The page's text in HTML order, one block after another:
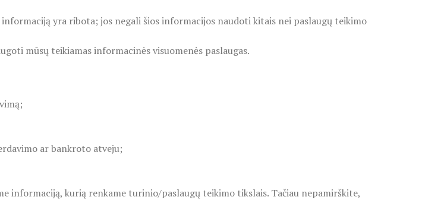
yra ribota; jos negali šios informacijos naudoti kitais nei paslaugų teikimo
mūsų teikiamas informacinės visuomenės paslaugas.
ar bankroto atveju;
informaciją, kurią renkame turinio/paslaugų teikimo tikslais. Tačiau nepamirškite,